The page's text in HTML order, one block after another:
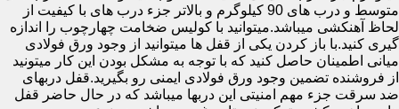
متوسط و درب های 90 کیلوگرم و بالاتر جزء درب های با کیفیت از
لحاظ آهنکشی میباشد.میتوانید با کولیس ضخامت چهارچوب را اندازه
گیری کنید.با باز کردن یکی از قفل ها میتوانید از وجود ورق فولادی
میانی اطمینان حاصل کنید که با توجه به مشکل بودن این کار میتونید
از فروشنده تضمین وجود ورق فولادی ایمنی رو بگیرید.قفل دربهای
ضد سرقت جزء مهم امنیتی این دربها میباشد که در حال حاضر قفل